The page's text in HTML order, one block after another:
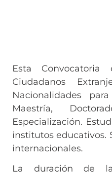
Esta
Ciudadanos
Nacionalidades
Maestría,
Especialización.
institutos educativos.
internacionales.
La duración de